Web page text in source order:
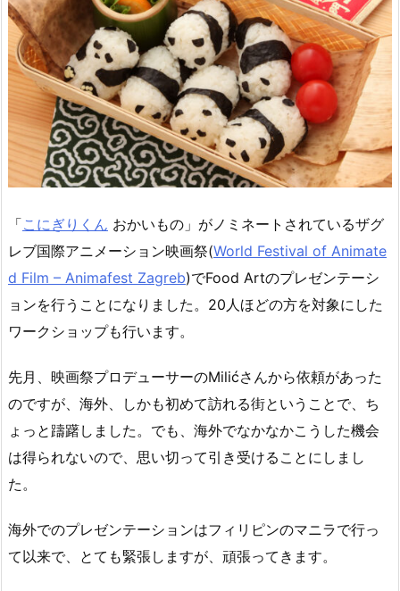
「こにぎりくん おかいもの」がノミネートされているザグ
レブ国際アニメーション映画祭(World Festival of Animate
d Film – Animafest Zagreb)でFood Artのプレゼンテーシ
ョンを行うことになりました。20人ほどの方を対象にした
ワークショップも行います。
先月、映画祭プロデューサーのMilićさんから依頼があった
のですが、海外、しかも初めて訪れる街ということで、ち
ょっと躊躇しました。でも、海外でなかなかこうした機会
は得られないので、思い切って引き受けることにしまし
た。
海外でのプレゼンテーションはフィリピンのマニラで行っ
て以来で、とても緊張しますが、頑張ってきます。